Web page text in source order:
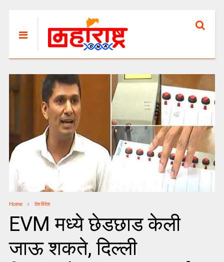
Home देश विदेश
EVM मध्ये छेडछाड केली
जाऊ शकते, दिल्ली